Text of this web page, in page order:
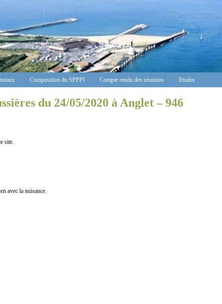
Composition du SPPPI Compte rendu des réunions Etudes
du 24/05/2020 à Anglet – 946
site.
avec la nuisance.